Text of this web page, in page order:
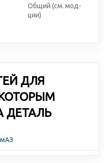
Общий (см. мод-
ции)
ДЛЯ
ДЕТАЛЬ